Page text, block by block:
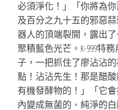
必須淨化！」「你將為
及百分之九十五的邪惡
器人的頂端裂開，露出
聚積藍色光芒。K-999特
子，一把抓住了廖沾沾
點！沾沾先生！那是醋
有機發酵物的！」「它
內變成無菌的、純淨的白